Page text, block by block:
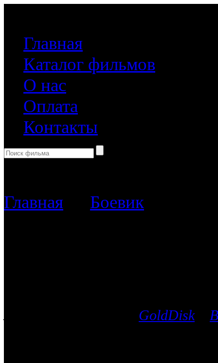
Главная
Каталог фильмов
О нас
Оплата
Контакты
Главная
Боевик
GoldDiskи